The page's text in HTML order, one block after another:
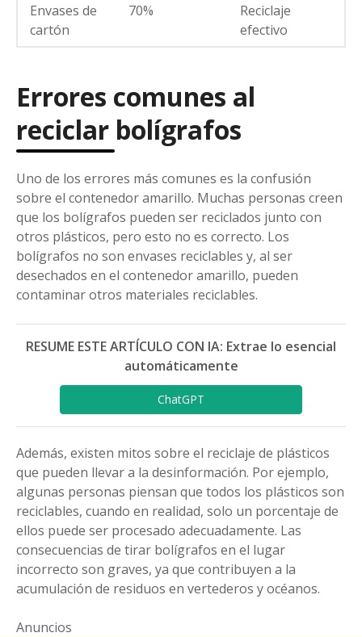
Envases de
cartón
70%
Reciclaje
efectivo
Errores comunes al
reciclar bolígrafos
Uno de los errores más comunes es la confusión
sobre el contenedor amarillo. Muchas personas creen
que los bolígrafos pueden ser reciclados junto con
otros plásticos, pero esto no es correcto. Los
bolígrafos no son envases reciclables y, al ser
desechados en el contenedor amarillo, pueden
contaminar otros materiales reciclables.
RESUME ESTE ARTÍCULO CON IA: Extrae lo esencial
automáticamente
ChatGPT
Además, existen mitos sobre el reciclaje de plásticos
que pueden llevar a la desinformación. Por ejemplo,
algunas personas piensan que todos los plásticos son
reciclables, cuando en realidad, solo un porcentaje de
ellos puede ser procesado adecuadamente. Las
consecuencias de tirar bolígrafos en el lugar
incorrecto son graves, ya que contribuyen a la
acumulación de residuos en vertederos y océanos.
Anuncios